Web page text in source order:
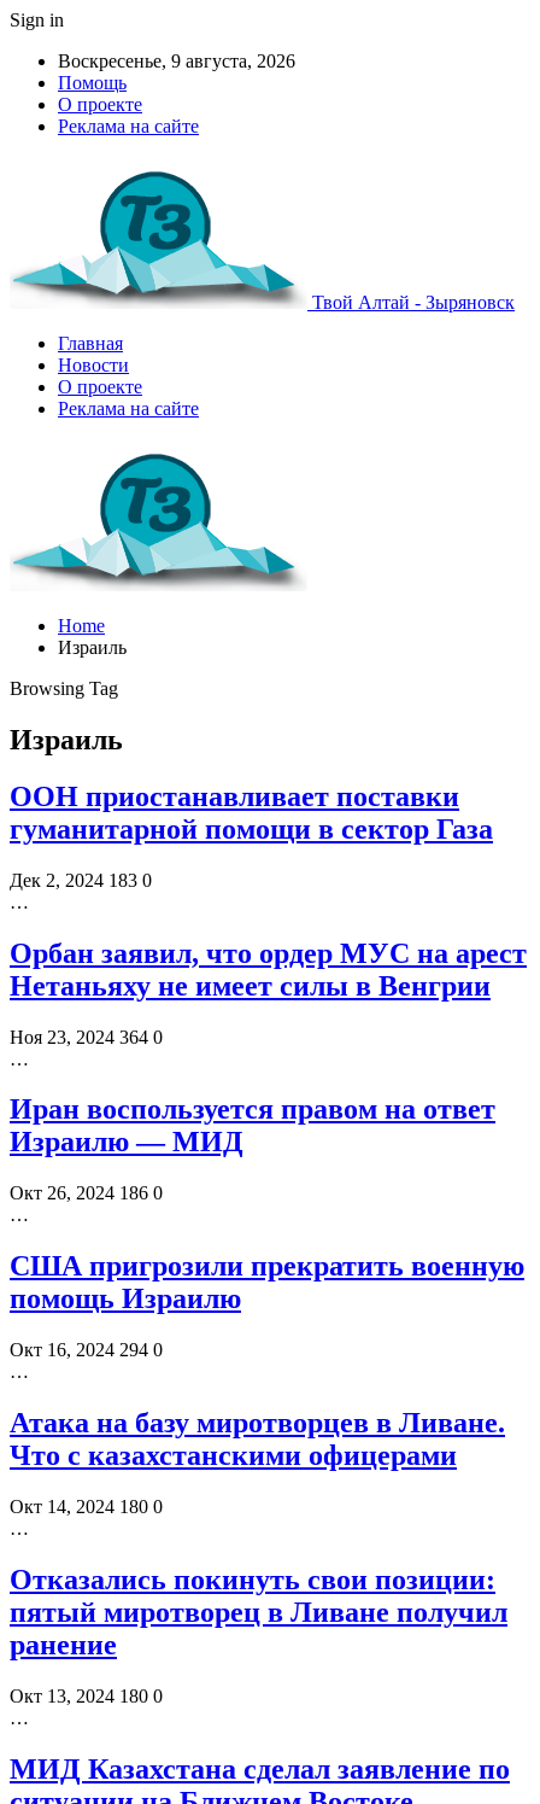
Sign in
Воскресенье, 9 августа, 2026
Помощь
О проекте
Реклама на сайте
Твой Алтай - Зыряновск
Главная
Новости
О проекте
Реклама на сайте
Home
Израиль
Browsing Tag
Израиль
ООН приостанавливает поставки
гуманитарной помощи в сектор Газа
Дек 2, 2024 183 0
…
Орбан заявил, что ордер МУС на арест
Нетаньяху не имеет силы в Венгрии
Ноя 23, 2024 364 0
…
Иран воспользуется правом на ответ
Израилю — МИД
Окт 26, 2024 186 0
…
США пригрозили прекратить военную
помощь Израилю
Окт 16, 2024 294 0
…
Атака на базу миротворцев в Ливане.
Что с казахстанскими офицерами
Окт 14, 2024 180 0
…
Отказались покинуть свои позиции:
пятый миротворец в Ливане получил
ранение
Окт 13, 2024 180 0
…
МИД Казахстана сделал заявление по